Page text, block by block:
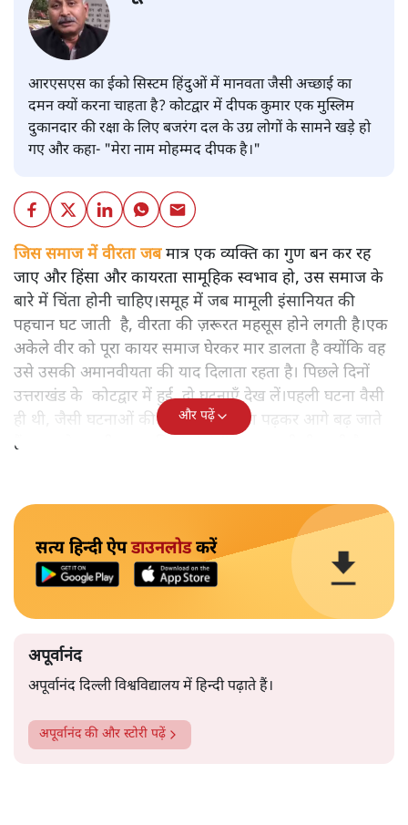
आरएसएस का ईको सिस्टम हिंदुओं में मानवता जैसी अच्छाई का
दमन क्यों करना चाहता है? कोटद्वार में दीपक कुमार एक मुस्लिम
दुकानदार की रक्षा के लिए बजरंग दल के उग्र लोगों के सामने खड़े हो
गए और कहा- "मेरा नाम मोहम्मद दीपक है।"
जिस समाज में वीरता जबमात्र एक व्यक्ति का गुण बन कर रह
जाए और हिंसा और कायरता सामूहिक स्वभाव हो, उस समाज के
बारे में चिंता होनी चाहिए।समूह में जब मामूली इंसानियत की
पहचान घट जाती है, वीरता की ज़रूरत महसूस होने लगती है।एक
अकेले वीर को पूरा कायर समाज घेरकर मार डालता है क्योंकि वह
उसे उसकी अमानवीयता की याद दिलाता रहता है। पिछले दिनों
उत्तराखंड के कोटद्वार में हुई दो घटनाएँ देख लें।पहली घटना वैसी
ही थी, जैसी घटनाओं की खबर हम रोज़ाना पढ़कर आगे बढ़ जाते
हैं।भारत के तक़रीबन हर हिस्से से ऐसी खबर आती ही रहती है।
और पढ़ें
सत्य हिन्दी ऐपडाउनलोडकरें
अपूर्वानंद
अपूर्वानंद दिल्ली विश्वविद्यालय में हिन्दी पढ़ाते हैं।
अपूर्वानंदकी और स्टोरी पढ़ें